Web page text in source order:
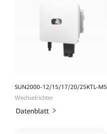
SUN2000-12/15/17/20/25KTL-M5
Wechselrichter
Datenblatt